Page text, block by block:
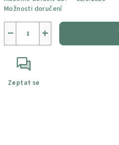
Možnosti doručení
+
−
Zeptat se